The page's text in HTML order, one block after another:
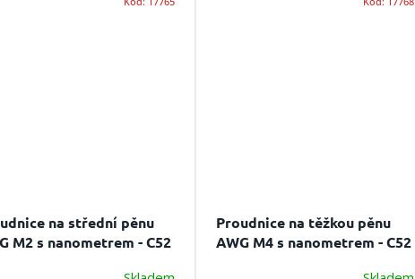
na střední pěnu
M2 s nanometrem - C52
Proudnice na těžkou pěnu
AWG M4 s nanometrem - C52